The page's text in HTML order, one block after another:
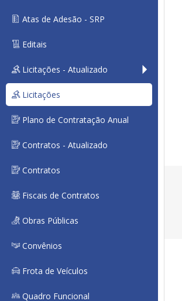
Atas de Adesão - SRP
Editais
Licitações - Atualizado
Licitações
Plano de Contratação Anual
Contratos - Atualizado
Contratos
Fiscais de Contratos
Obras Públicas
Convênios
Frota de Veículos
Quadro Funcional